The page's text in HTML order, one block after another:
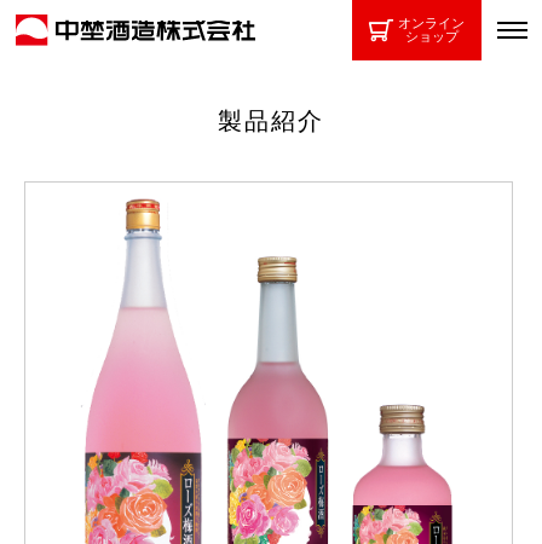
オンライン
ショップ
製品紹介